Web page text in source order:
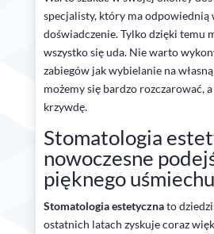
specjalisty, który ma odpowiednią
doświadczenie. Tylko dzięki temu
wszystko się uda. Nie warto
zabiegów jak wybielanie na
możemy się bardzo rozczarować,
krzywdę.
Stomatologia
nowoczesne
pięknego uśmiechu
Stomatologia estetycznato
ostatnich latach zyskuje coraz